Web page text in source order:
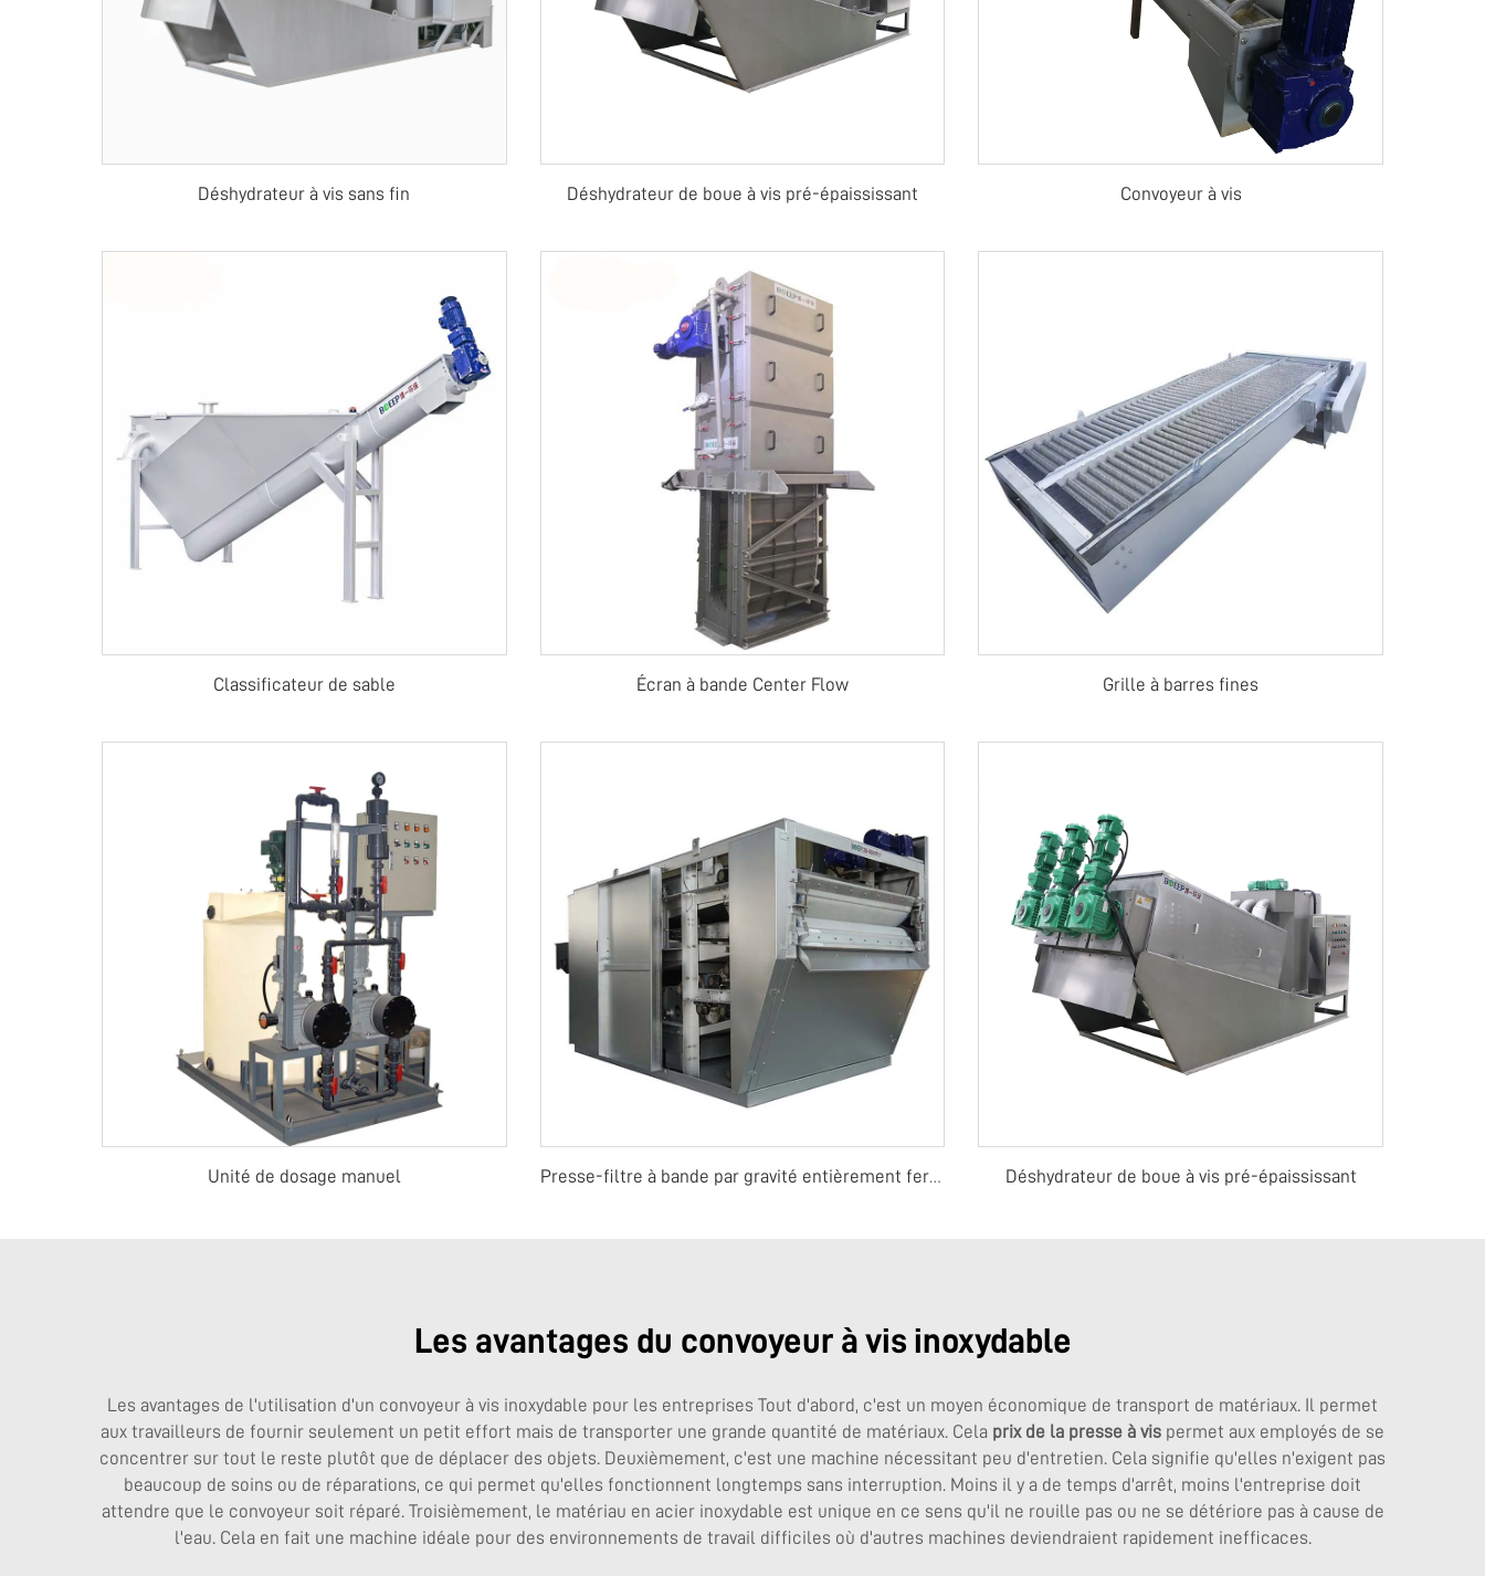
Déshydrateur à vis sans fin Déshydrateur de boue à vis pré-épaississant Convoyeur à vis
Classificateur de sable Écran à bande Center Flow Grille à barres fines
Unité de dosage manuel Presse-filtre à bande par gravité entièrement fermé Déshydrateur de boue à vis pré-épaississant
Les avantages du convoyeur à vis inoxydable
Les avantages de l'utilisation d'un convoyeur à vis inoxydable pour les entreprises Tout d'abord, c'est un moyen économique de transport de matériaux. Il permet
aux travailleurs de fournir seulement un petit effort mais de transporter une grande quantité de matériaux. Cela prix de la presse à vis permet aux employés de se
concentrer sur tout le reste plutôt que de déplacer des objets. Deuxièmement, c'est une machine nécessitant peu d'entretien. Cela signifie qu'elles n'exigent pas
beaucoup de soins ou de réparations, ce qui permet qu'elles fonctionnent longtemps sans interruption. Moins il y a de temps d'arrêt, moins l'entreprise doit
attendre que le convoyeur soit réparé. Troisièmement, le matériau en acier inoxydable est unique en ce sens qu'il ne rouille pas ou ne se détériore pas à cause de
l'eau. Cela en fait une machine idéale pour des environnements de travail difficiles où d'autres machines deviendraient rapidement inefficaces.